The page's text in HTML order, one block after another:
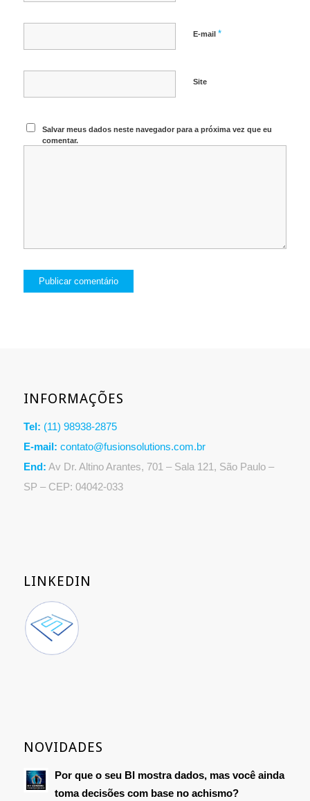
E-mail *
Site
Salvar meus dados neste navegador para a próxima vez que eu
comentar.
INFORMAÇÕES
Tel: (11) 98938-2875
E-mail: contato@fusionsolutions.com.br
End: Av Dr. Altino Arantes, 701 – Sala 121, São Paulo –
SP – CEP: 04042-033
LINKEDIN
NOVIDADES
Por que o seu BI mostra dados, mas você ainda
toma decisões com base no achismo?